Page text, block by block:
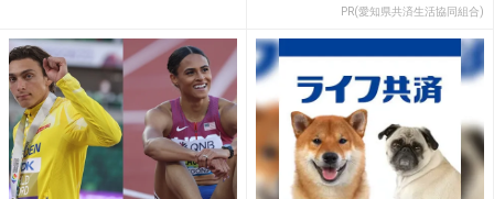
PR(愛知県共済生活協同組合)